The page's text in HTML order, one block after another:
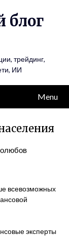
блог
трейдинг,
ИИ
Menu
всевозможных
эксперты